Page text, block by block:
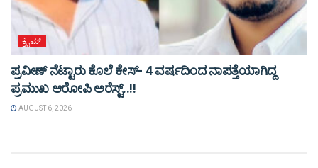
ಕ್ರೈಮ್
ಪ್ರವೀಣ್ ನೆಟ್ಟಾರು ಕೊಲೆ ಕೇಸ್‌- 4 ವರ್ಷದಿಂದ ನಾಪತ್ತೆಯಾಗಿದ್ದ
ಪ್ರಮುಖ ಆರೋಪಿ ಅರೆಸ್ಟ್‌..!!
AUGUST 6, 2026